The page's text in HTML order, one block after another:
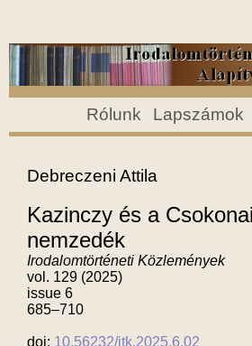
Rólunk Lapszámok
Debreczeni Attila
Kazinczy és a
nemzedék
Irodalomtörténeti Közlemények
vol. 129 (2025)
issue 6
685–710
doi: 10.56232/itk.2025.6.02